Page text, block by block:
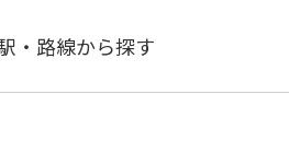
・路線から探す